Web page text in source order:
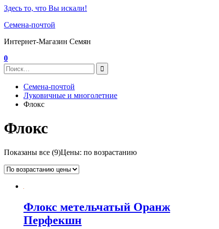
Здесь то, что Вы искали!
Семена-почтой
Интернет-Магазин Семян
0
Семена-почтой
Луковичные и многолетние
Флокс
Флокс
Показаны все (9)Цены: по возрастанию
Флокс метельчатый Оранж
Перфекшн